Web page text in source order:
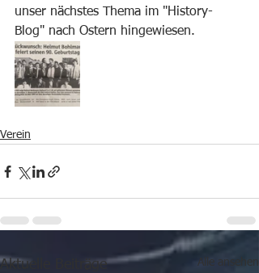
unser nächstes Thema im "History-
Blog" nach Ostern hingewiesen.
Verein
Aktuelle Beiträge Alle ansehen